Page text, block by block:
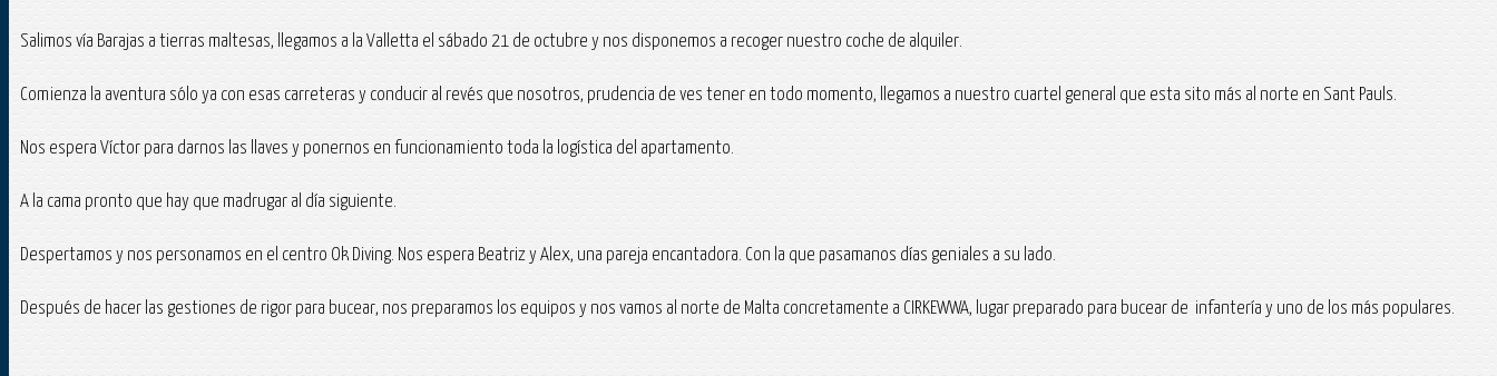
Salimos vía Barajas a tierras maltesas, llegamos a la Valletta el sábado 21 de octubre y nos disponemos a recoger nuestro coche de alquiler.
Comienza la aventura sólo ya con esas carreteras y conducir al revés que nosotros, prudencia de ves tener en todo momento, llegamos a nuestro cuartel general que esta sito más al norte en Sant Pauls.
Nos espera Víctor para darnos las llaves y ponernos en funcionamiento toda la logística del apartamento.
A la cama pronto que hay que madrugar al día siguiente.
Despertamos y nos personamos en el centro Ok Diving. Nos espera Beatriz y Alex, una pareja encantadora. Con la que pasamanos días geniales a su lado.
Después de hacer las gestiones de rigor para bucear, nos preparamos los equipos y nos vamos al norte de Malta concretamente a CIRKEWWA, lugar preparado para bucear de infantería y uno de los más populares.